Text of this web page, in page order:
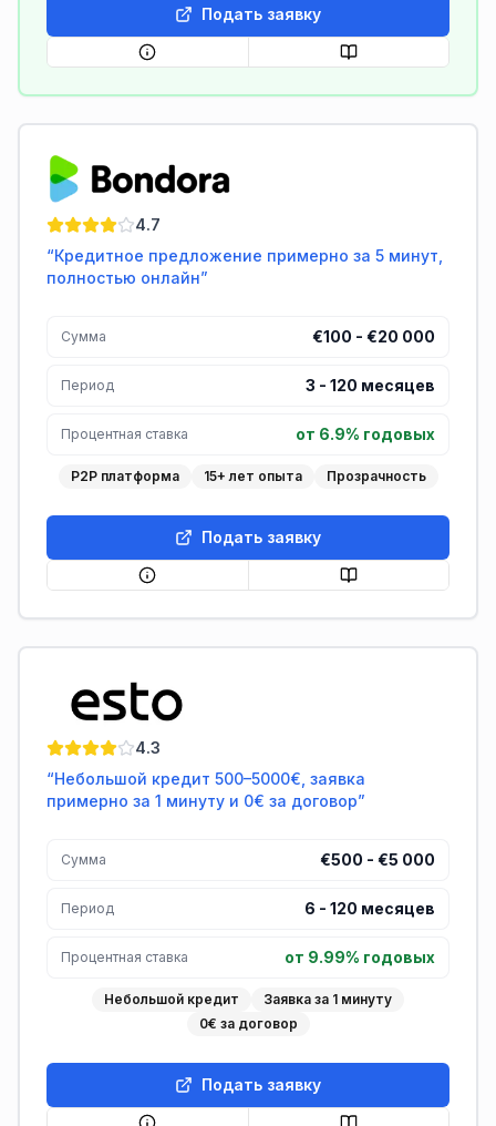
Подать заявку
Bondora
4.7
“Кредитное предложение примерно за 5 минут,
полностью онлайн”
Сумма €100 - €20 000
Период 3 - 120 месяцев
Процентная ставка от 6.9% годовых
P2P платформа 15+ лет опыта Прозрачность
Подать заявку
ESTO
4.3
“Небольшой кредит 500–5000€, заявка
примерно за 1 минуту и 0€ за договор”
Сумма €500 - €5 000
Период 6 - 120 месяцев
Процентная ставка от 9.99% годовых
Небольшой кредит
Заявка за 1 минуту
0€ за договор
Подать заявку